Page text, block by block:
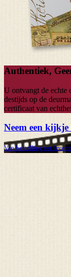
Authentiek,
U ontvangt de echte
destijds op de
certificaat van
Neem een
Van bestelling tot